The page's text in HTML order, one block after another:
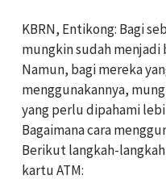
KBRN, Entikong: Bagi
mungkin sudah menjadi
Namun, bagi mereka
menggunakannya,
yang perlu dipahami
Bagaimana cara
Berikut langkah-
kartu ATM: